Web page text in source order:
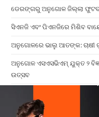
ଡେରଙ୍ଗରୁ ଅନୁଗୋଳ ଜିଲ୍ଲା
ସିଏନଜି ଏବଂ ପିଏନଜିରେ ମିଶିବ
ଅନୁଗୋଳରେ ଭାଲୁ ଆତଙ୍କ: ଚାଷୀ
ଅନୁଗୋଳ ଏସଏସଭିଏମ୍ ଯୁକ୍ତ ୨
ଉତ୍ସବ